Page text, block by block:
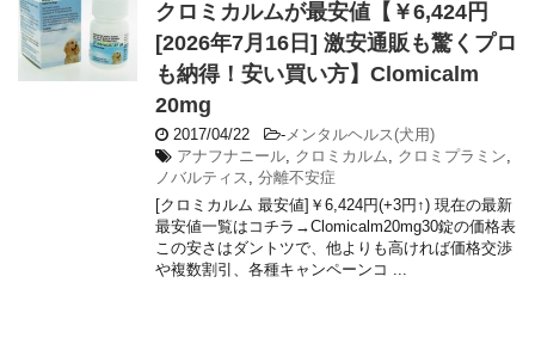
クロミカルムが最安値【￥6,424円
[2026年7月16日] 激安通販も驚くプロ
も納得！安い買い方】Clomicalm
20mg
2017/04/22 -メンタルヘルス(犬用)
アナフナニール, クロミカルム, クロミプラミン,
ノバルティス , 分離不安症
[クロミカルム 最安値]￥6,424円(+3円↑) 現在の最新
最安値一覧はコチラ→Clomicalm20mg30錠の価格表
この安さはダントツで、他よりも高ければ価格交渉
や複数割引、各種キャンペーンコ ...